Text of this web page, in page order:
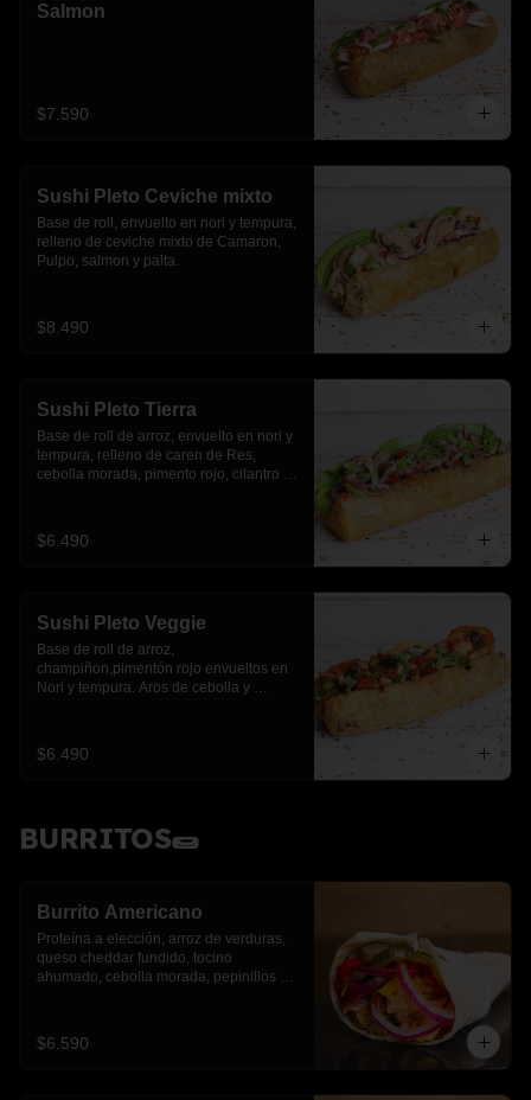
Salmon
$7.590
Sushi Pleto Ceviche mixto
Base de roll, envuelto en nori y tempura,
relleno de ceviche mixto de Camaron,
Pulpo, salmon y palta.
$8.490
Sushi Pleto Tierra
Base de roll de arroz, envuelto en nori y
tempura, relleno de caren de Res,
cebolla morada, pimento rojo, cilantro y
$6.490
Sushi Pleto Veggie
Base de roll de arroz,
champiñon,pimentón rojo envueltos en
Nori y tempura. Aros de cebolla y
$6.490
BURRITOS🌯
Burrito Americano
Proteína a elección, arroz de verduras,
queso cheddar fundido, tocino
ahumado, cebolla morada, pepinillos y
$6.590